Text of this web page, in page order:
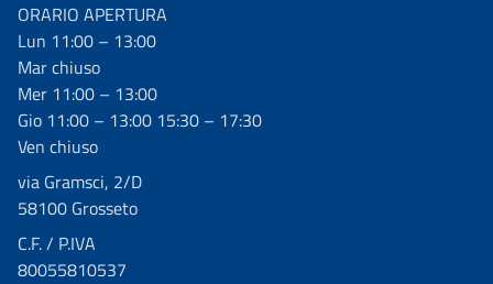
ORARIO APERTURA
Lun 11:00 – 13:00
Mar chiuso
Mer 11:00 – 13:00
Gio 11:00 – 13:00 15:30 – 17:30
Ven chiuso
via Gramsci, 2/D
58100 Grosseto
C.F. / P.IVA
80055810537